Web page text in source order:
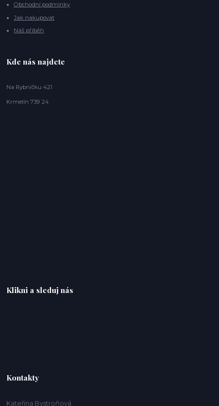
Obchodní podmínky
Jak nakupovat
Náš příběh
Kde nás najdete
Na Rybníčku 421
Krmelín 739 24
Klikni a sleduj nás
Kontakty
Kateřina Bystroňová